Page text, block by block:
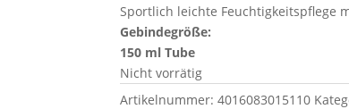
Sportlich leichte Feuchtigkeitspflege
Gebindegröße:
150 ml Tube
Nicht vorrätig
Artikelnummer:4016083015110